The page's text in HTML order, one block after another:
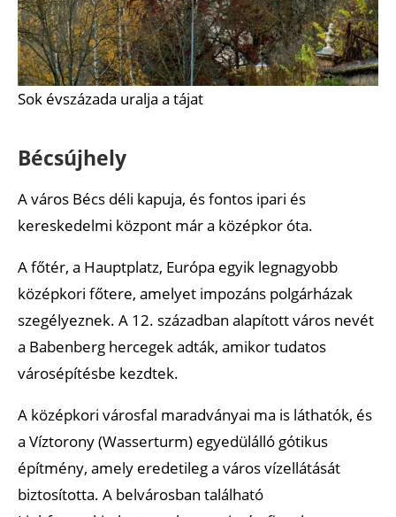
Sok évszázada uralja a tájat
Bécsújhely
A város Bécs déli kapuja, és fontos ipari és
kereskedelmi központ már a középkor óta.
A főtér, a Hauptplatz, Európa egyik legnagyobb
középkori főtere, amelyet impozáns polgárházak
szegélyeznek. A 12. században alapított város nevét
a Babenberg hercegek adták, amikor tudatos
városépítésbe kezdtek.
A középkori városfal maradványai ma is láthatók, és
a Víztorony (Wasserturm) egyedülálló gótikus
építmény, amely eredetileg a város vízellátását
biztosította. A belvárosban található